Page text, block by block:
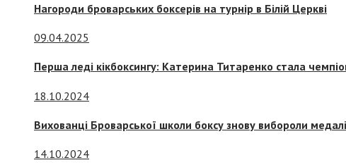
Нагороди броварських боксерів на турнір в Білій Церкві
09.04.2025
Перша леді кікбоксингу: Катерина Титаренко стала
18.10.2024
Вихованці Броварської школи боксу знову вибороли
14.10.2024